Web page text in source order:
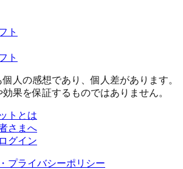
ト
ト
人の感想であり、個人差があります。
果を保証するものではありません。
トとは
さまへ
グイン
プライバシーポリシー